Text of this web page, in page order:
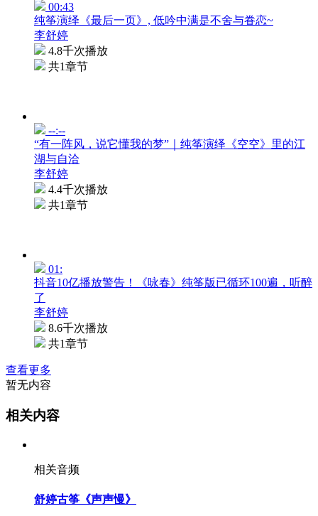
00:43
纯筝演绎《最后一页》, 低吟中满是不舍与眷恋~
李舒婷
4.8千次播放
共1章节
--:--
“有一阵风，说它懂我的梦”｜纯筝演绎《空空》里的江
湖与自洽
李舒婷
4.4千次播放
共1章节
01:
抖音10亿播放警告！《咏春》纯筝版已循环100遍，听醉
了
李舒婷
8.6千次播放
共1章节
查看更多
暂无内容
相关内容
相关音频
舒婷古筝《声声慢》